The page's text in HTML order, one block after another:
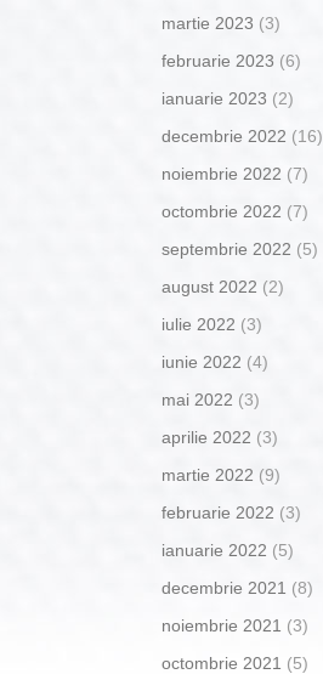
martie 2023 (3)
februarie 2023 (6)
ianuarie 2023 (2)
decembrie 2022 (16)
noiembrie 2022 (7)
octombrie 2022 (7)
septembrie 2022 (5)
august 2022 (2)
iulie 2022 (3)
iunie 2022 (4)
mai 2022 (3)
aprilie 2022 (3)
martie 2022 (9)
februarie 2022 (3)
ianuarie 2022 (5)
decembrie 2021 (8)
noiembrie 2021 (3)
octombrie 2021 (5)